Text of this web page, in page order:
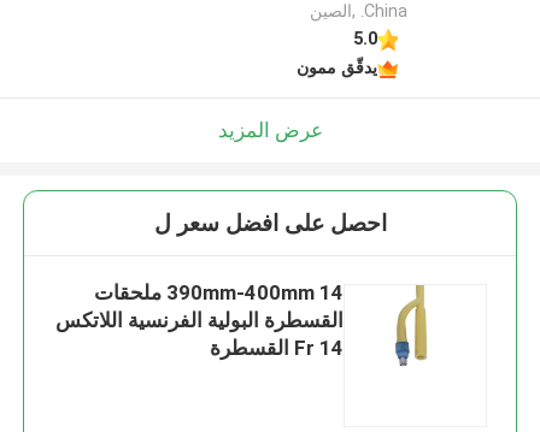
China. ,الصين
5.0
يدقّق ممون
عرض المزيد
احصل على افضل سعر ل
390mm-400mm 14 ملحقات
القسطرة البولية الفرنسية اللاتكس
14 Fr القسطرة